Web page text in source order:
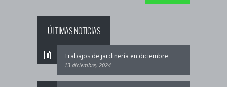
ÚLTIMAS NOTICIAS
Trabajos de jardinería en diciembre
13 diciembre, 2024